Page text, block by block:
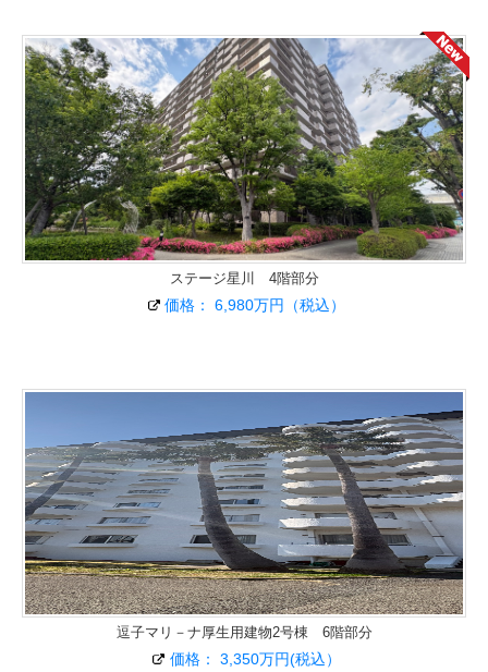
ステージ星川 4階部分
価格： 6,980万円（税込）
逗子マリ－ナ厚生用建物2号棟 6階部分
価格： 3,350万円(税込）